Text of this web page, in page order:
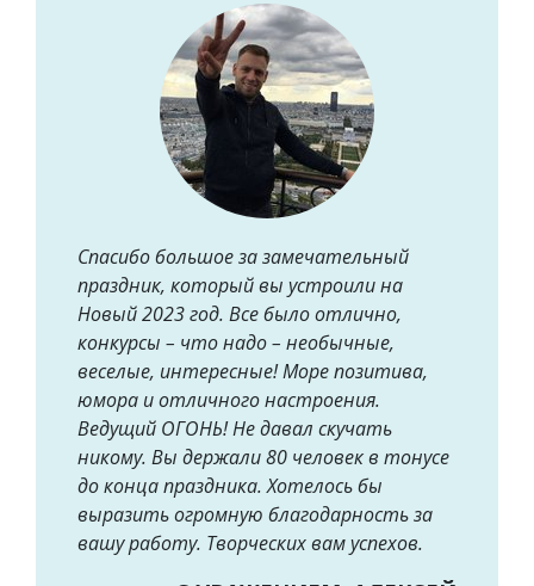
Спасибо большое за замечательный
праздник, который вы устроили на
Новый 2023 год. Все было отлично,
конкурсы – что надо – необычные,
веселые, интересные! Море позитива,
юмора и отличного настроения.
Ведущий ОГОНЬ! Не давал скучать
никому. Вы держали 80 человек в тонусе
до конца праздника. Хотелось бы
выразить огромную благодарность за
вашу работу. Творческих вам успехов.